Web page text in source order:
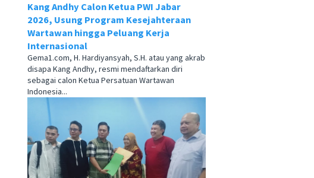
Kang Andhy Calon Ketua PWI Jabar
2026, Usung Program Kesejahteraan
Wartawan hingga Peluang Kerja
Internasional
Gema1.com, H. Hardiyansyah, S.H. atau yang akrab
disapa Kang Andhy, resmi mendaftarkan diri
sebagai calon Ketua Persatuan Wartawan
Indonesia...